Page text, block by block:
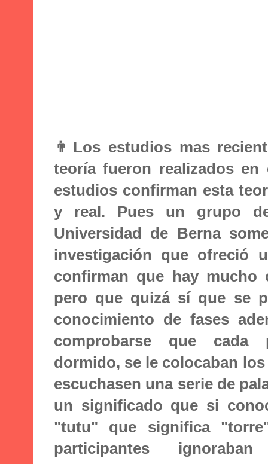
👨Los estudios mas
teoría fueron realizados
estudios confirman esta
y real. Pues un grupo
Universidad de Berna
investigación que ofreció
confirman que hay mucho
pero que quizá sí que se
conocimiento de fases
comprobarse que cada
dormido, se le colocaban
escuchasen una serie de
un significado que si
"tutu" que significa
participantes